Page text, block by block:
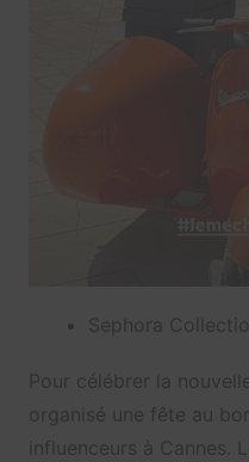
Sephora
Pour célébrer la
organisé une fête au
influenceurs à